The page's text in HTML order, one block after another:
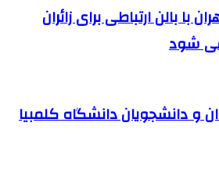
با بالن ارتباطی برای زائران
شود
و دانشجویان دانشگاه کلمبیا